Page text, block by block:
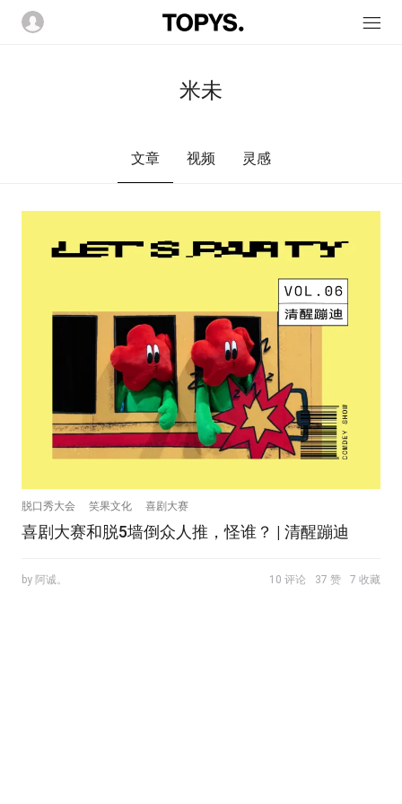
米未
文章 视频 灵感
脱口秀大会 笑果文化 喜剧大赛
喜剧大赛和脱5墙倒众人推，怪谁？ | 清醒蹦迪
by 阿诚。 10 评论 37 赞 7 收藏